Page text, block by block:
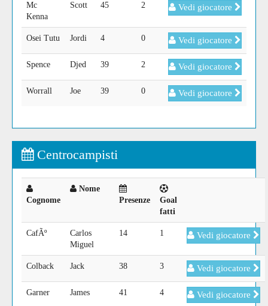
Mc
Kenna
Scott 45 2 Vedi giocatore
Osei Tutu Jordi 4 0 Vedi giocatore
Spence Djed 39 2 Vedi giocatore
Worrall Joe 39 0 Vedi giocatore
Centrocampisti
Cognome
Nome
Presenze
Goal
fatti
CafÃº
Carlos
Miguel
14 1 Vedi giocatore
Colback Jack 38 3 Vedi giocatore
Garner James 41 4 Vedi giocatore